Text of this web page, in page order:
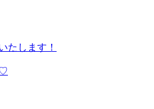
たします！